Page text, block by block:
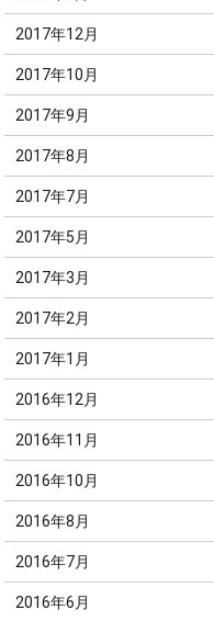
2017年12月
2017年10月
2017年9月
2017年8月
2017年7月
2017年5月
2017年3月
2017年2月
2017年1月
2016年12月
2016年11月
2016年10月
2016年8月
2016年7月
2016年6月